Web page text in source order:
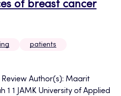
of breast cancer
patients
Author(s): Maarit
1 1 JAMK University of Applied